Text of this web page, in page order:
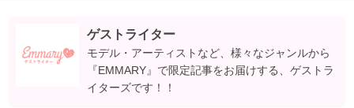
ゲストライター
モデル・アーティストなど、様々なジャンルから
『EMMARY』で限定記事をお届けする、ゲストラ
イターズです！！